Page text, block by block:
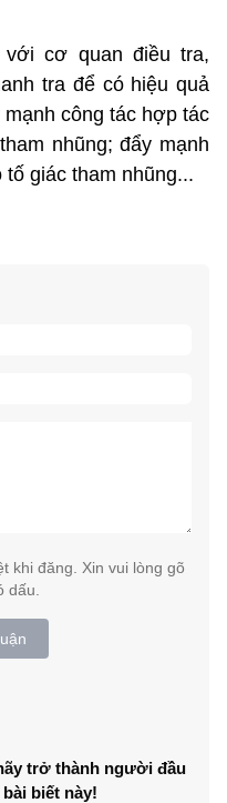
với cơ quan điều tra,
tra để có hiệu quả
công tác hợp tác
nhũng; đẩy mạnh
giác tham nhũng...
khi đăng. Xin vui lòng gõ
dấu.
trở thành người đầu
biết này!